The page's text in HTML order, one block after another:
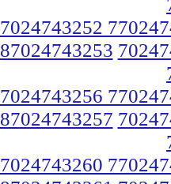
7024743252
87024743253
7024743256
87024743257
7024743260